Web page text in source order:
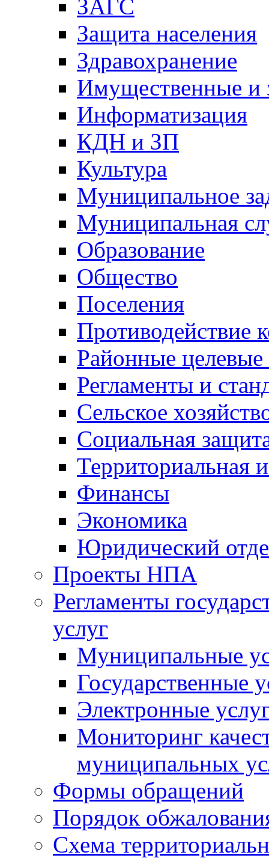
ЗАГС
Защита населения
Здравохранение
Имущественные и
Информатизация
КДН и ЗП
Культура
Муниципальное
Муниципальная
Образование
Общество
Поселения
Противодействие
Районные
Регламенты и
Сельское
Социальная
Территориальная
Финансы
Экономика
Юридический
Проекты НПА
Регламенты
услуг
Муниципальные
Государственные
Электронные
Мониторинг
муниципальных
Формы обращений
Порядок
Схема